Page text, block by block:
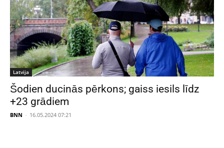
Latvija
Šodien ducinās pērkons; gaiss iesils līdz
+23 grādiem
BNN - 16.05.2024 07:21